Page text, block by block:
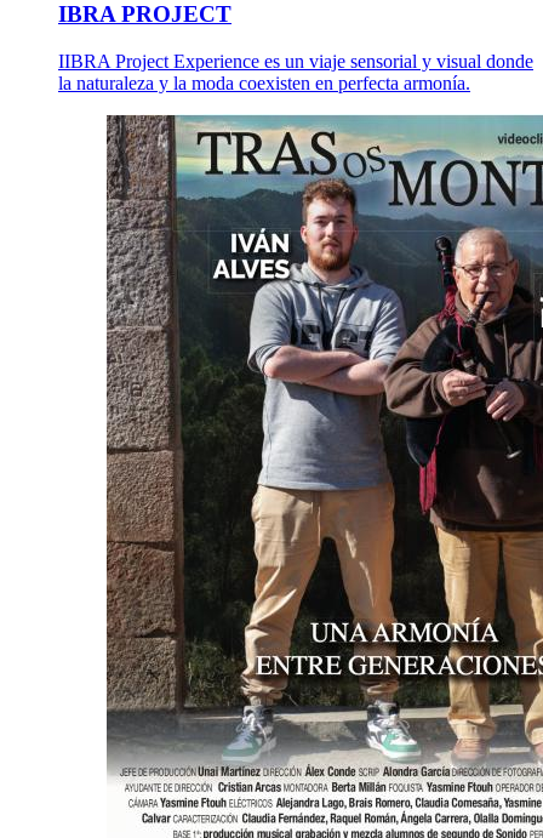
IBRA PROJECT
IIBRA Project Experience es un viaje sensorial y visual donde
la naturaleza y la moda coexisten en perfecta armonía.